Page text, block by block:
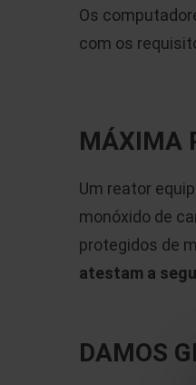
Os
com os
MÁXIMA
Um reator
monóxido de
protegidos de
atestam a
DAMOS